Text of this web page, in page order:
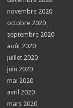
novembre 2020
octobre 2020
septembre 2020
août 2020
juillet 2020
juin 2020
mai 2020
avril 2020
mars 2020